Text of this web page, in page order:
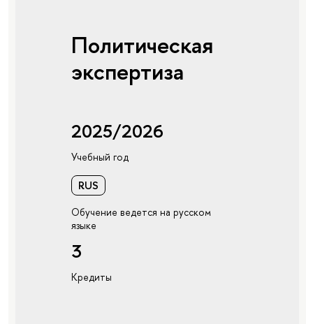
Политическая
экспертиза
2025/2026
Учебный год
RUS
Обучение ведется на русском
языке
3
Кредиты